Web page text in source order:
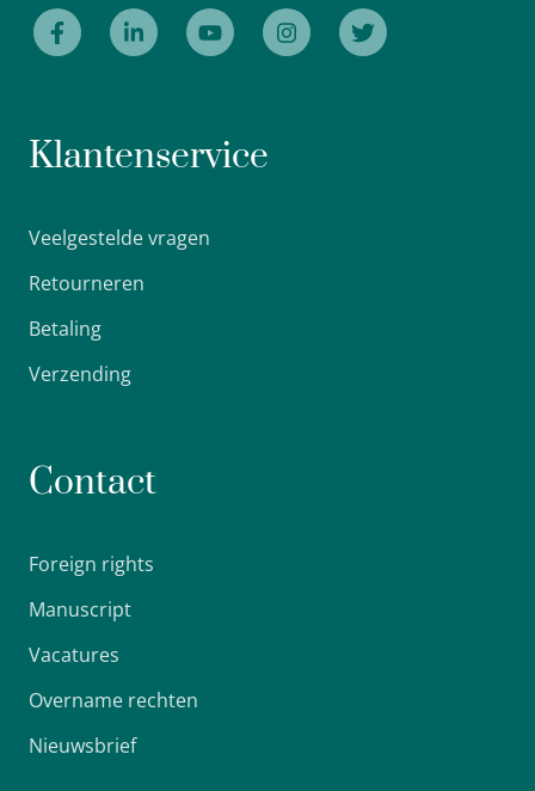
Klantenservice
Veelgestelde vragen
Retourneren
Betaling
Verzending
Contact
Foreign rights
Manuscript
Vacatures
Overname rechten
Nieuwsbrief